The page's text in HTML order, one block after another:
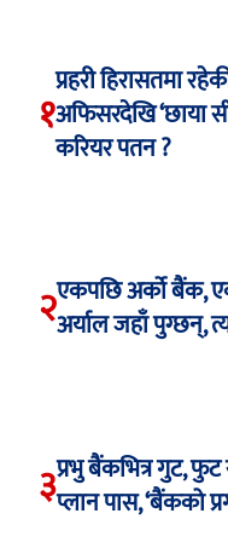
१
प्रहरी हिरासतमा
अफिसरदेखि ‘छाया
करियर पतन ?
२एकपछि अर्को बैंक,
अर्याल जहाँ पुग्छन्,
३प्रभु बैंकभित्र गुट,
प्लान पास, ‘बैंकको